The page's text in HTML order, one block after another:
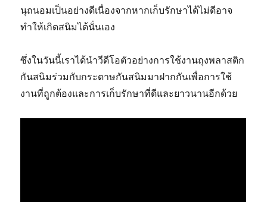
นุถนอมเป็นอย่างดีเนื่องจากหากเก็บรักษาได้ไม่ดีอาจ
ทำให้เกิดสนิมได้นั่นเอง
ซึ่งในวันนี้เราได้นำวีดีโอตัวอย่างการใช้งานถุงพลาสติก
กันสนิมร่วมกับกระดาษกันสนิมมาฝากกันเพื่อการใช้
งานที่ถูกต้องและการเก็บรักษาที่ดีและยาวนานอีกด้วย